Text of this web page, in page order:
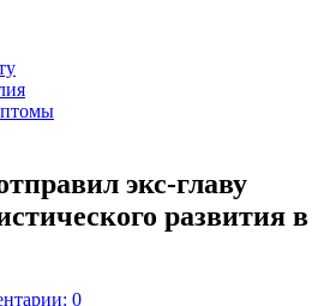
экс-главу
развития в
0